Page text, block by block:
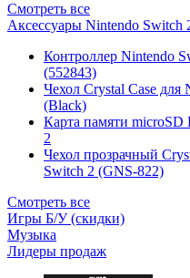
Смотреть все
Аксессуары Nintendo Switch
Контроллер Nintendo
(552843)
Чехол Сrystal Сase для
(Black)
Карта памяти microSD
2
Чехол прозрачный
Switch 2 (GNS-822)
Смотреть все
Игры Б/У (скидки)
Музыка
Лидеры продаж